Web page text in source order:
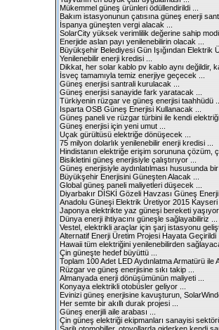
Mükemmel güneş ürünleri ödüllendirildi ...
Bakım istasyonunun çatısına güneş enerji
İspanya güneşten vergi alacak ...
SolarCity yüksek verimlilik değerine sahip
Enerjide aslan payı yenilenebilirin olacak ...
Büyükşehir Belediyesi Gün Işığından Elektrik
Yenilenebilir enerji kredisi ...
Dikkat, her solar kablo pv kablo aynı değildir,
İsveç tamamıyla temiz enerjiye geçecek ...
Güneş enerjisi santrali kurulacak ...
Güneş enerjisi sanayide fark yaratacak ...
Türkiyenin rüzgar ve güneş enerjisi taahhüdü
Isparta OSB Güneş Enerjisi Kullanacak ...
Güneş paneli ve rüzgar türbini ile kendi
Güneş enerjisi için yeni umut ...
Uçak gürültüsü elektriğe dönüşecek ...
75 milyon dolarlık yenilenebilir enerji kredisi ...
Hindistanın elektriğe erişim sorununa çözüm,
Bisikletini güneş enerjisiyle çalıştırıyor ...
Güneş enerjisiyle aydınlatılması hususunda
Büyükşehir Enerjisini Güneşten Alacak ...
Global güneş paneli maliyetleri düşecek ...
Diyarbakır DİSKİ Gözeli Havzası Güneş
Anadolu Güneşi Elektrik Üretiyor 2015 Kayseri
Japonya elektrikte yaz güneşi bereketi
Dünya enerji ihtiyacını güneşle sağlayabiliriz ...
Vestel, elektrikli araçlar için şarj istasyonu
Alternatif Enerji Üretim Projesi Hayata Geçirildi
Hawaii tüm elektriğini yenilenebilirden
Çin güneşte hedef büyüttü ...
Toplam 100 Adet LED Aydınlatma Armatürü ile
Rüzgar ve güneş enerjisine sıkı takip ...
Almanyada enerji dönüşümünün maliyeti ...
Konyaya elektrikli otobüsler geliyor ...
Evinizi güneş enerjisine kavuşturun,
Her semte bir akıllı durak projesi ...
Güneş enerjili aile arabası ...
Çin güneş elektriği ekipmanları sanayisi